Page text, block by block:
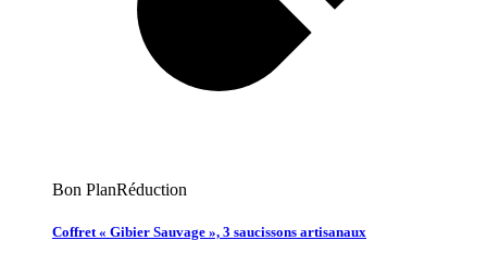
Bon PlanRéduction
Coffret « Gibier Sauvage », 3 saucissons artisanaux